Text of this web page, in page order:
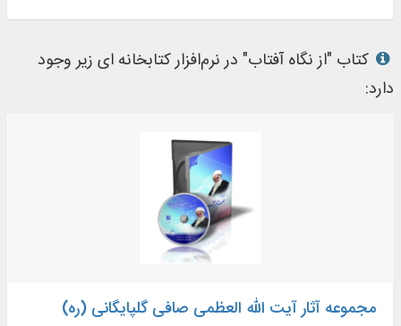
کتاب "از نگاه آفتاب" در نرم‌افزار کتابخانه ای زیر وجود
دارد:
مجموعه آثار آیت الله العظمی صافی گلپایگانی (ره)